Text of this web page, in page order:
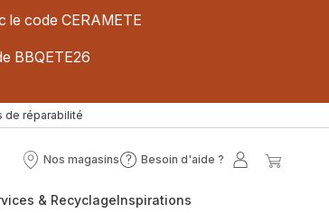
le code CERAMETE
BBQETE26
de réparabilité
Nos magasins
Nos
Besoin d'aide ?
Besoin
?
Mon
& RecyclageInspirations